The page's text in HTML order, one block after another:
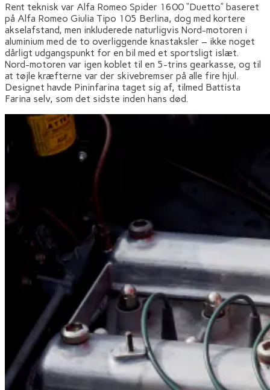
Rent teknisk var Alfa Romeo Spider 1600 “Duetto” baseret
på Alfa Romeo Giulia Tipo 105 Berlina, dog med kortere
akselafstand, men inkluderede naturligvis Nord-motoren i
aluminium med de to overliggende knastaksler – ikke noget
dårligt udgangspunkt for en bil med et sportsligt islæt.
Nord-motoren var igen koblet til en 5-trins gearkasse, og til
at tøjle kræfterne var der skivebremser på alle fire hjul.
Designet havde Pininfarina taget sig af, tilmed Battista
Farina selv, som det sidste inden hans død.